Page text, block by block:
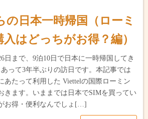
の日本一時帰国（ローミ
はどっちがお得？編）
日まで、9泊10日で日本に一時帰国してき
って3年半ぶりの訪日です。本記事では
あたって利用した Viettelの国際ローミン
きます。いままでは日本でSIMを買ってい
お得・便利なんでしょ[…]